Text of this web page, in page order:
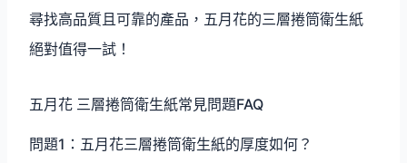
尋找高品質且可靠的產品，五月花的三層捲筒衛生紙
絕對值得一試！
五月花 三層捲筒衛生紙常見問題FAQ
問題1：五月花三層捲筒衛生紙的厚度如何？